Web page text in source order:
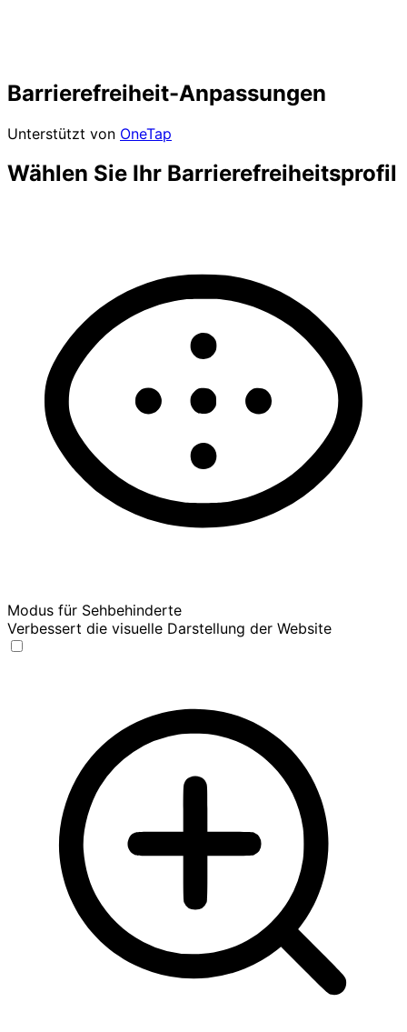
Barrierefreiheit-Anpassungen
Unterstützt von OneTap
Wählen Sie Ihr Barrierefreiheitsprofil
Modus für Sehbehinderte
Verbessert die visuelle Darstellung der Website